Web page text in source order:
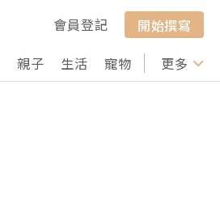
會員登記
開始撰寫
親子 生活 寵物 行山 打卡
更多